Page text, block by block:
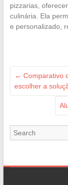
pizzarias,
culinária. Ela
e personalizado,
← Comparativo
escolher a